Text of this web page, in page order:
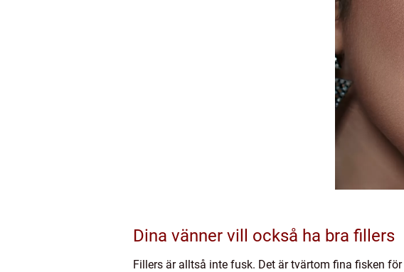
Dina vänner vill också ha bra fillers
Fillers är alltså inte fusk. Det är tvärtom fina fisken